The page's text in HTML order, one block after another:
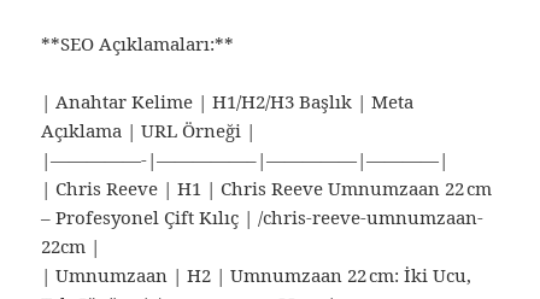
**SEO Açıklamaları:**
| Anahtar Kelime | H1/H2/H3 Başlık | Meta
Açıklama | URL Örneği |
|—————-|—————–|—————|————|
| Chris Reeve | H1 | Chris Reeve Umnumzaan 22 cm
– Profesyonel Çift Kılıç | /chris-reeve-umnumzaan-
22cm |
| Umnumzaan | H2 | Umnumzaan 22 cm: İki Ucu,